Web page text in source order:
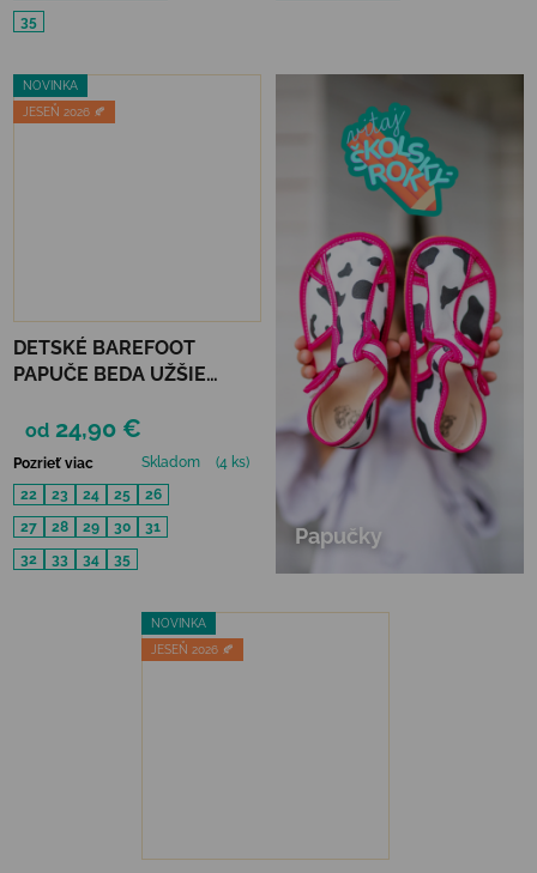
35
NOVINKA
JESEŇ 2026 🍂
DETSKÉ BAREFOOT
PAPUČE BEDA UŽŠIE
od 24,90 €
Pozrieť viac Skladom
(4 ks)
22
23 24 25
26
27
28 29 30
31
32
33 34 35
Papučky
NOVINKA
JESEŇ 2026 🍂